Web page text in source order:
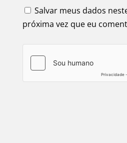
Salvar meus dados
próxima vez que eu